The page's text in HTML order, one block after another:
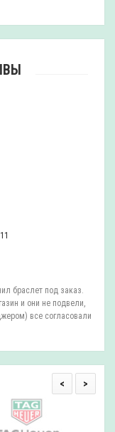
браслет под заказ.
и они не подвели,
все согласовали
< >